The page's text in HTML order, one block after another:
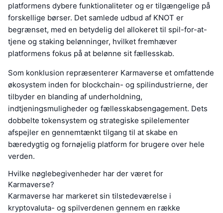
platformens dybere funktionaliteter og er tilgængelige på
forskellige børser. Det samlede udbud af KNOT er
begrænset, med en betydelig del allokeret til spil-for-at-
tjene og staking belønninger, hvilket fremhæver
platformens fokus på at belønne sit fællesskab.
Som konklusion repræsenterer Karmaverse et omfattende
økosystem inden for blockchain- og spilindustrierne, der
tilbyder en blanding af underholdning,
indtjeningsmuligheder og fællesskabsengagement. Dets
dobbelte tokensystem og strategiske spilelementer
afspejler en gennemtænkt tilgang til at skabe en
bæredygtig og fornøjelig platform for brugere over hele
verden.
Hvilke nøglebegivenheder har der været for
Karmaverse?
Karmaverse har markeret sin tilstedeværelse i
kryptovaluta- og spilverdenen gennem en række